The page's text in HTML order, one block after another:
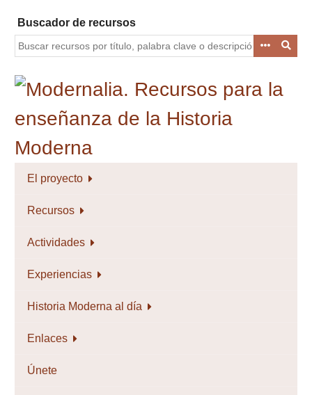
contenido
principal
Buscador de recursos
El proyecto
Recursos
Actividades
Experiencias
Historia Moderna al día
Enlaces
Únete